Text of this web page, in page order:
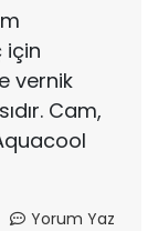
için
vernik
Cam,
Yorum Yaz